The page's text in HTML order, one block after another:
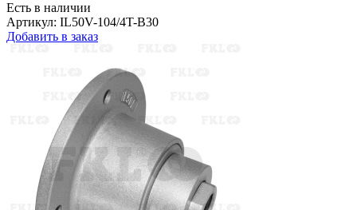
Есть в наличии
Артикул: IL50V-104/4T-B30
Добавить в заказ